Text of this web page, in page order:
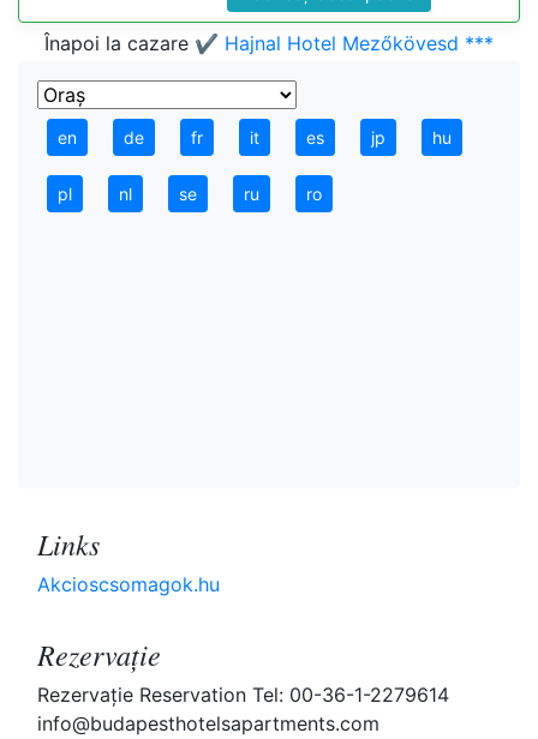
Înapoi la cazare ✔️ Hajnal Hotel Mezőkövesd ***
en de fr it es jp hu
pl nl se ru ro
Links
Akcioscsomagok.hu
Rezervaţie
Rezervaţie Reservation Tel: 00-36-1-2279614
info@budapesthotelsapartments.com